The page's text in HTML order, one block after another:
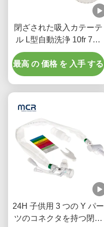
閉ざされた吸入カテーテ
ル L型自動洗浄 10fr 72h
病院用 双回転肘
最高 の 価格 を 入手 する
24H 子供用 3 つの Y パー
ツのコネクタを持つ閉ざ